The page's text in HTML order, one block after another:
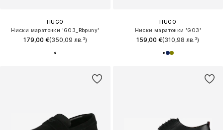
HUGO
Ниски маратонки 'GO3_Rbpuny'
179,00 €(350,09 лв.³)
HUGO
Ниски маратонки 'GO3'
159,00 €(310,98 лв.³)